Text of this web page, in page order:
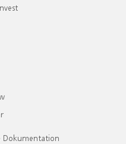
Dokumentation